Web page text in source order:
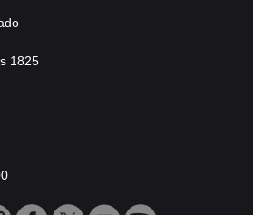
1825